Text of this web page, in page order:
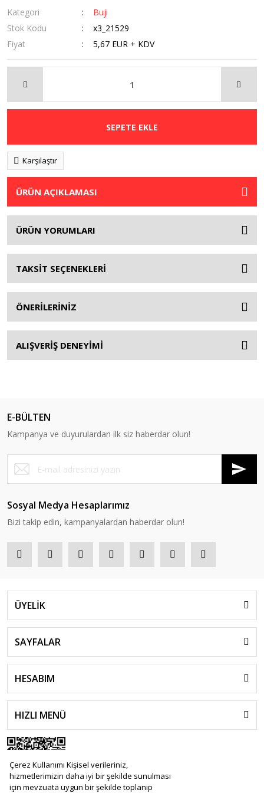
Çerez Kullanımı Kişisel verileriniz,
hizmetlerimizin daha iyi bir şekilde sunulması
için mevzuata uygun bir şekilde toplanıp
Kategori
Buji
Stok Kodu
x3_21529
Fiyat
5,67 EUR + KDV
SEPETE EKLE
Karşılaştır
ÜRÜN AÇIKLAMASI
ÜRÜN YORUMLARI
TAKSİT SEÇENEKLERİ
ÖNERİLERİNİZ
ALIŞVERİŞ DENEYİMİ
E-BÜLTEN
Kampanya ve duyurulardan ilk siz haberdar olun!
Sosyal Medya Hesaplarımız
Bizi takip edin, kampanyalardan haberdar olun!
ÜYELİK
SAYFALAR
HESABIM
HIZLI MENÜ